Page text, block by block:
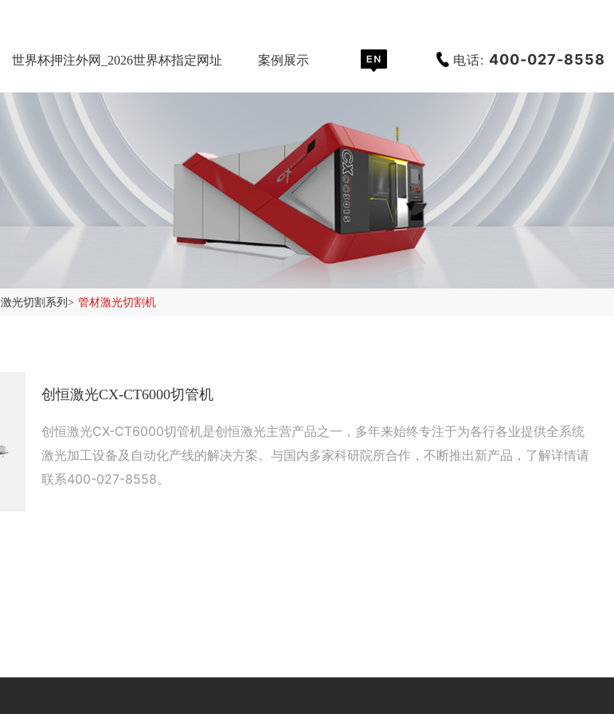
世界杯押注外网_2026世界杯指定网址 案例展示 服务支持 关于创恒 世界杯押注外网
电话:400-027-8558
激光切割系列> 管材激光切割机
创恒激光CX-CT6000切管机
创恒激光CX-CT6000切管机是创恒激光主营产品之一，多年来始终专注于为各行各业提供全系统
激光加工设备及自动化产线的解决方案。与国内多家科研院所合作，不断推出新产品，了解详情请
联系400-027-8558。